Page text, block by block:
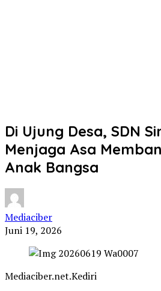
Di Ujung Desa, SDN
Menjaga Asa
Anak Bangsa
Mediaciber
Juni 19, 2026
Mediaciber.net.Kediri